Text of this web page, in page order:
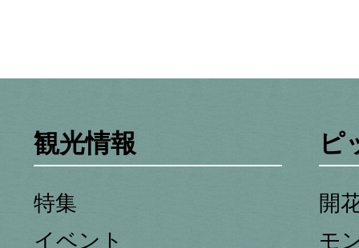
観光情報
特集
イベント
ピ
開
モ